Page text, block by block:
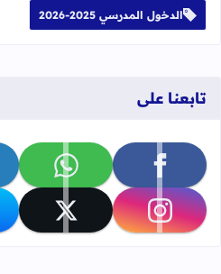
الدخول المدرسي 2025-2026
تابعنا على
تابعنا على facebook تابعنا على whatsapp
تابعنا على instagram تابعنا على x